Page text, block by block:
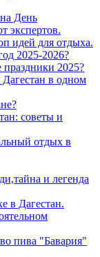
День
экспертов.
идей для отдыха.
2025-2026?
2025?
в одном
советы и
отдых в
и легенда
в Дагестан.
пива "Бавария"